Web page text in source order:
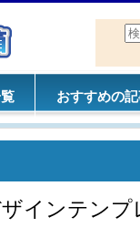
おすすめの
インテンプ